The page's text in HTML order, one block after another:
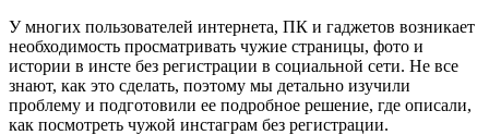
У многих пользователей интернета, ПК и гаджетов возникает
необходимость просматривать чужие страницы, фото и
истории в инсте без регистрации в социальной сети. Не все
знают, как это сделать, поэтому мы детально изучили
проблему и подготовили ее подробное решение, где описали,
как посмотреть чужой инстаграм без регистрации.